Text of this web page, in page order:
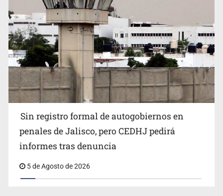
Sin registro formal de autogobiernos en
penales de Jalisco, pero CEDHJ pedirá
informes tras denuncia
5 de Agosto de 2026